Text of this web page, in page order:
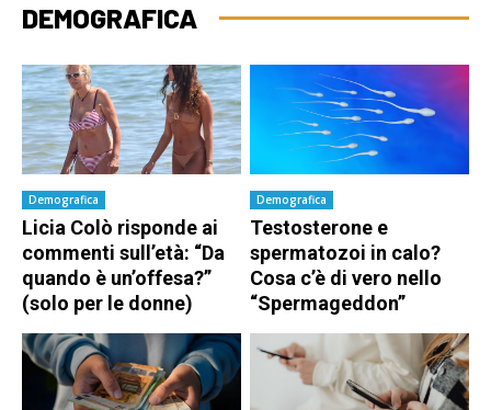
DEMOGRAFICA
Demografica
Licia Colò risponde ai
commenti sull’età: “Da
quando è un’offesa?”
(solo per le donne)
Demografica
Testosterone e
spermatozoi in calo?
Cosa c’è di vero nello
“Spermageddon”